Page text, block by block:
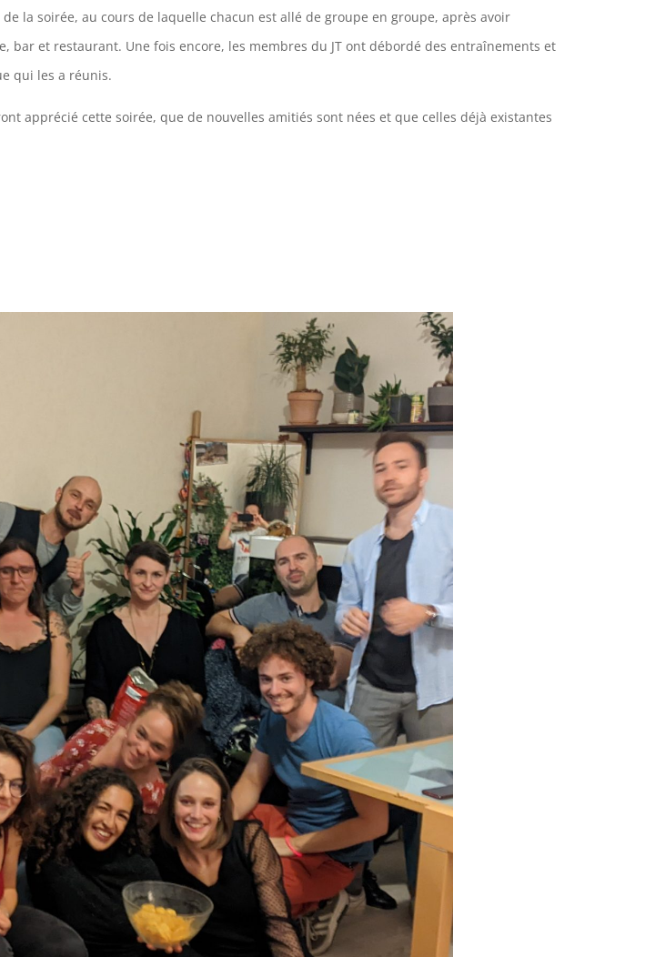
la soirée, au cours de laquelle chacun est allé de groupe en groupe, après avoir
bar et restaurant. Une fois encore, les membres du JT ont débordé des entraînements et
qui les a réunis.
apprécié cette soirée, que de nouvelles amitiés sont nées et que celles déjà existantes